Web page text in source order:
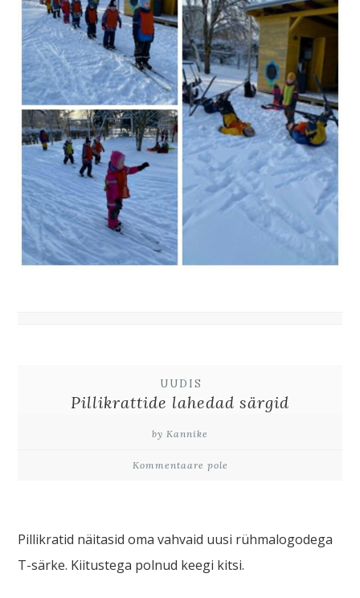
UUDIS
Pillikrattide lahedad särgid
by Kannike
Kommentaare pole
Pillikratid näitasid oma vahvaid uusi rühmalogodega
T-särke. Kiitustega polnud keegi kitsi.